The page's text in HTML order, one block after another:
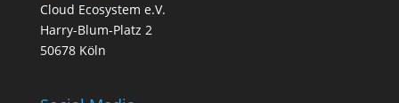
Cloud Ecosystem e.V.
Harry-Blum-Platz 2
50678 Köln